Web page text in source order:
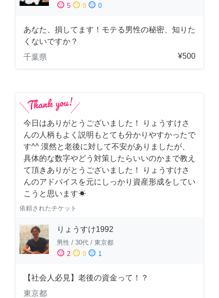
sentiment_satisfied 5 sentiment_neutral 0 sentiment_dissatisfied 0
あなた、損してます！モテる男性の秘密、知りた
くないですか？
千葉県
¥500
今日はありがとうございました！ りょうすけさ
んの人柄もよく説明もとても分かりやすかったで
す^^ 漠然と老後に対して不安がありましたが、
具体的な数字やどう対策したらいいのかまで教え
て頂きありがとうございました！ りょうすけさ
んのアドバイスを元にしっかり資産形成をしてい
こうと思います☀︎
依頼されたチケット
りょうすけ1992
男性 / 30代 / 東京都
sentiment_satisfied 2 sentiment_neutral 0 sentiment_dissatisfied 1
【社会人必見】老後の資金って！？
東京都